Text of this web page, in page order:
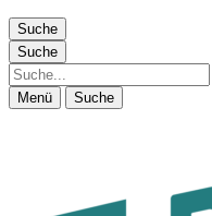
Suche
Suche
Suche
Menü Suche